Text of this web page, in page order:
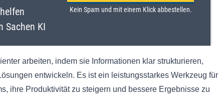
arbeiten, indem sie Informationen klar strukturieren,
entwickeln. Es ist ein leistungsstarkes Werkzeug für
ihre Produktivität zu steigern und bessere Ergebnisse zu